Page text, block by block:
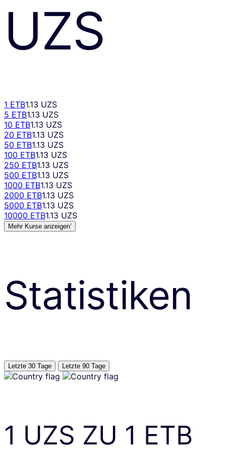
UZS
1 ETB1.13 UZS
5 ETB1.13 UZS
10 ETB1.13 UZS
20 ETB1.13 UZS
50 ETB1.13 UZS
100 ETB1.13 UZS
250 ETB1.13 UZS
500 ETB1.13 UZS
1000 ETB1.13 UZS
2000 ETB1.13 UZS
5000 ETB1.13 UZS
10000 ETB1.13 UZS
Mehr Kurse anzeigen’
Statistiken
Letzte 30 Tage Letzte 90 Tage
1 UZS ZU 1 ETB